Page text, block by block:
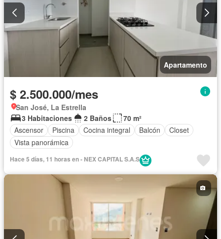
Apartamento
$ 2.500.000/mes
San José, La Estrella
3 Habitaciones
2 Baños
70 m²
Ascensor
Piscina Cocina integral Balcón
Closet
Vista panorámica
Hace 5 días, 11 horas en - NEX CAPITAL S.A.S